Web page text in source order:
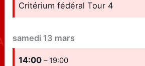
Critérium fédéral Tour 4
samedi 13 mars
14:00– 19:00